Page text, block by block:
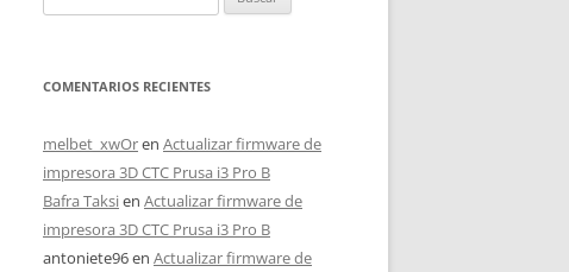
COMENTARIOS RECIENTES
melbet_xwOren Actualizar firmware de
impresora 3D CTC Prusa i3 Pro B
Bafra Taksien Actualizar firmware de
impresora 3D CTC Prusa i3 Pro B
antoniete96en Actualizar firmware de